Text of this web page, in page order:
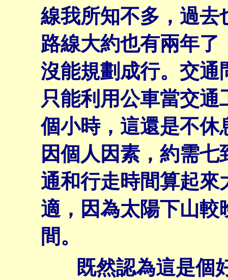
線我所知不多，過去
路線大約也有兩年
沒能規劃成行。交通
只能利用公車當交
個小時，這還是不休
因個人因素，約需
通和行走時間算起來
適，因為太陽下山較
間。
既然認為這是個